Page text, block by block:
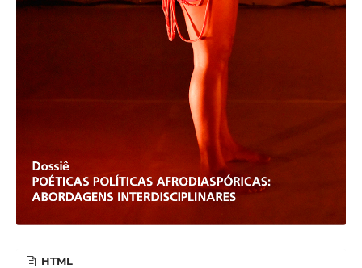
HTML